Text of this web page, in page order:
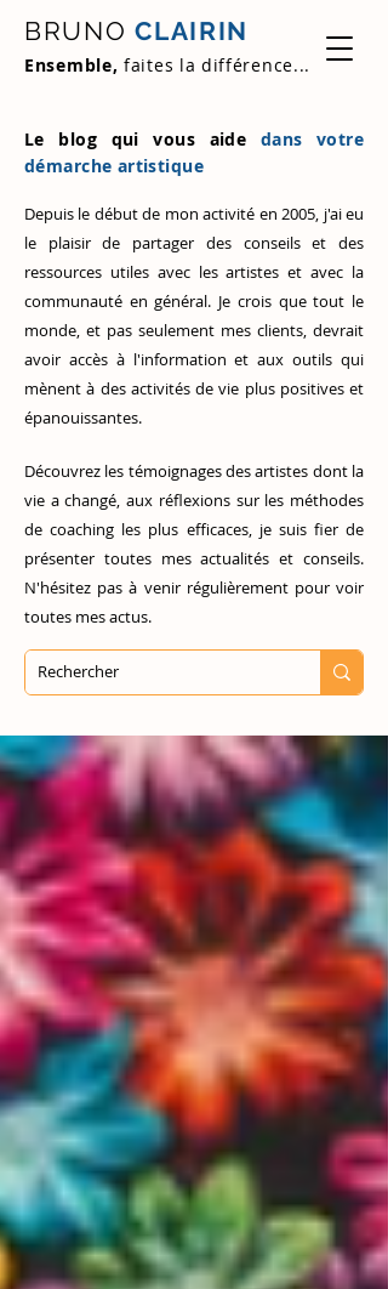
BRUNO CLAIRIN
Ensemble, faites la différence...
Le blog qui vous aide dans votre
démarche artistique
Depuis le début de mon activité en 2005, j'ai eu
le plaisir de partager des conseils et des
ressources utiles avec les artistes et avec la
communauté en général. Je crois que tout le
monde, et pas seulement mes clients, devrait
avoir accès à l'information et aux outils qui
mènent à des activités de vie plus positives et
épanouissantes.
Découvrez les témoignages des artistes dont la
vie a changé, aux réflexions sur les méthodes
de coaching les plus efficaces, je suis fier de
présenter toutes mes actualités et conseils.
N'hésitez pas à venir régulièrement pour voir
toutes mes actus.